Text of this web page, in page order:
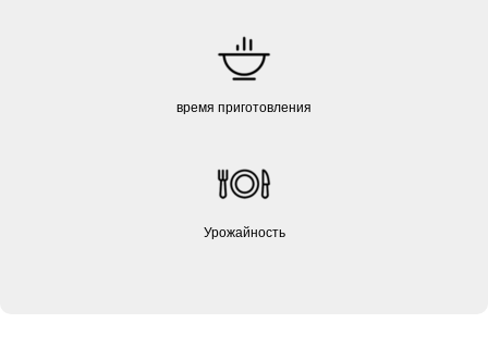
время приготовления
Урожайность